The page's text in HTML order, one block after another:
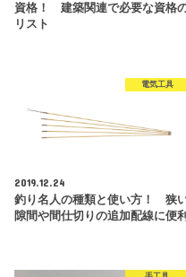
資格！ 建築関連で必要な資格
リスト
電気工具
2019.12.24
釣り名人の種類と使い方！ 狭
隙間や間仕切りの追加配線に便利